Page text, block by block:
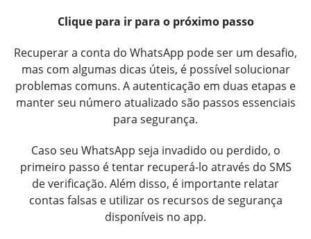
Clique para ir para o próximo passo
Recuperar a conta do WhatsApp pode ser um desafio,
mas com algumas dicas úteis, é possível solucionar
problemas comuns. A autenticação em duas etapas e
manter seu número atualizado são passos essenciais
para segurança.
Caso seu WhatsApp seja invadido ou perdido, o
primeiro passo é tentar recuperá-lo através do SMS
de verificação. Além disso, é importante relatar
contas falsas e utilizar os recursos de segurança
disponíveis no app.